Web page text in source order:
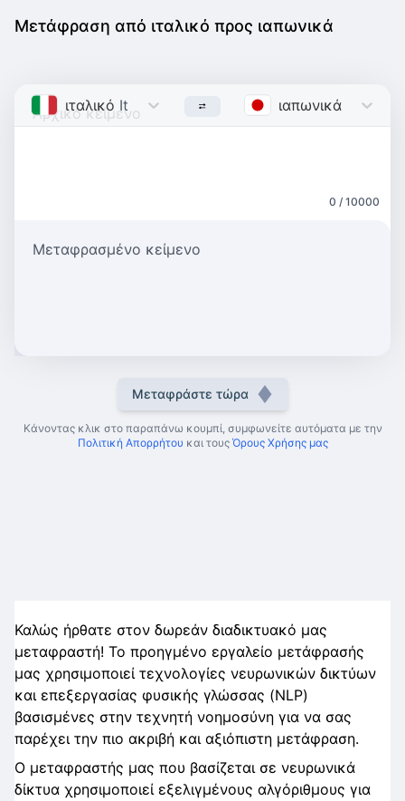
Μετάφραση από ιταλικό προς ιαπωνικά
ιταλικό Italian ιαπωνικά
0 / 10000
Μεταφρασμένο κείμενο
Μεταφράστε τώρα
Κάνοντας κλικ στο παραπάνω κουμπί, συμφωνείτε αυτόματα με την
Πολιτική Απορρήτου και τους Όρους Χρήσης μας
Καλώς ήρθατε στον δωρεάν διαδικτυακό μας
μεταφραστή! Το προηγμένο εργαλείο μετάφρασής
μας χρησιμοποιεί τεχνολογίες νευρωνικών δικτύων
και επεξεργασίας φυσικής γλώσσας (NLP)
βασισμένες στην τεχνητή νοημοσύνη για να σας
παρέχει την πιο ακριβή και αξιόπιστη μετάφραση.
Ο μεταφραστής μας που βασίζεται σε νευρωνικά
δίκτυα χρησιμοποιεί εξελιγμένους αλγόριθμους για